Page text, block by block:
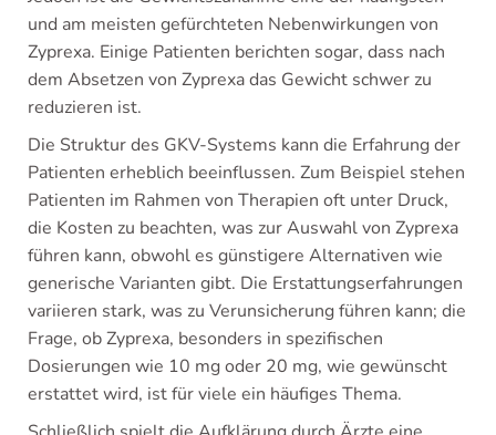
und am meisten gefürchteten Nebenwirkungen von
Zyprexa. Einige Patienten berichten sogar, dass nach
dem Absetzen von Zyprexa das Gewicht schwer zu
reduzieren ist.
Die Struktur des GKV-Systems kann die Erfahrung der
Patienten erheblich beeinflussen. Zum Beispiel stehen
Patienten im Rahmen von Therapien oft unter Druck,
die Kosten zu beachten, was zur Auswahl von Zyprexa
führen kann, obwohl es günstigere Alternativen wie
generische Varianten gibt. Die Erstattungserfahrungen
variieren stark, was zu Verunsicherung führen kann; die
Frage, ob Zyprexa, besonders in spezifischen
Dosierungen wie 10 mg oder 20 mg, wie gewünscht
erstattet wird, ist für viele ein häufiges Thema.